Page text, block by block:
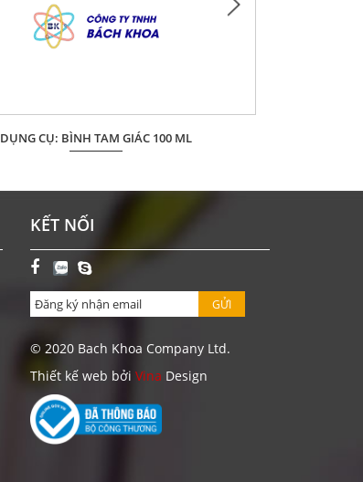
DỤNG CỤ: BÌNH TAM GIÁC 100 ML
ĐẶT HÀNG
KẾT NỐI
GỬI
© 2020 Bach Khoa Company Ltd.
Thiết kế web bởi Vina Design